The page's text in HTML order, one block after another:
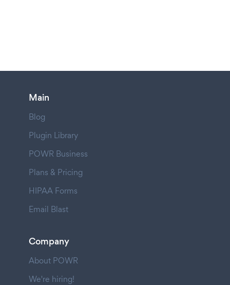
Main
Blog
Plugin Library
POWR Business
Plans & Pricing
HIPAA Forms
Email Blast
Company
About POWR
We're hiring!